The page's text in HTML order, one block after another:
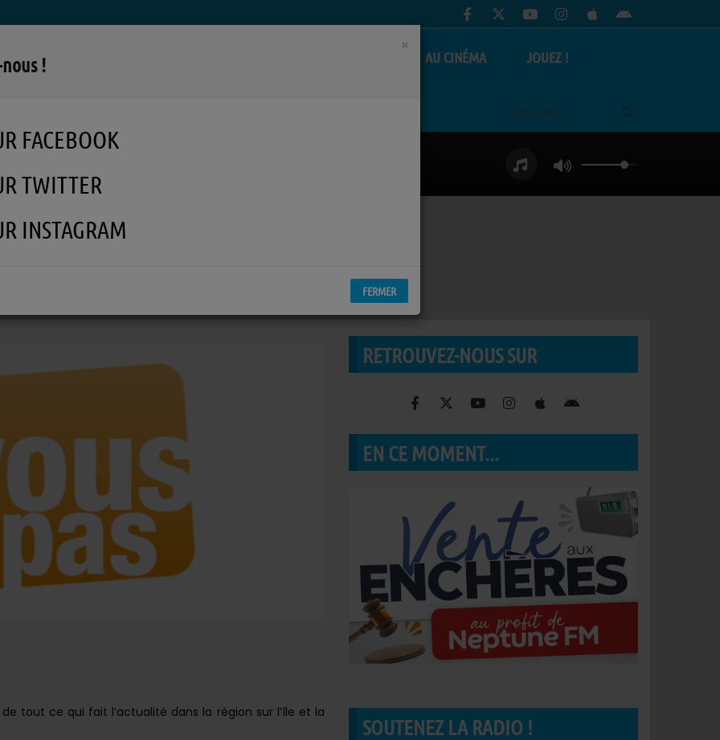
LA RADIO AU CINÉMA JOUEZ !
tout ce qui fait l’actualité dans la région sur l’île et la
RETROUVEZ-NOUS SUR
EN CE MOMENT...
SOUTENEZ LA RADIO !
×
!
FACEBOOK
TWITTER
INSTAGRAM
FERMER